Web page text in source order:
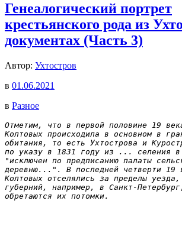
Генеалогический портрет
крестьянского рода из
документах (Часть 3)
Автор: Ухтостров
в 01.06.2021
в Разное
Отметим, что в первой половине 19
Колтовых происходила в основном в
обитания, то есть Ухтострова и
по указу в 1831 году из ... селения
"исключен по предписанию палаты
деревню...". В последней четверти 19
Колтовых отселялись за пределы
губерний, например, в Санкт-
обретаются их потомки.